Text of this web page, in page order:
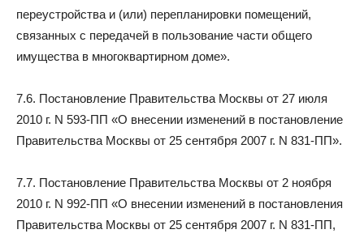
переустройства и (или) перепланировки помещений,
связанных с передачей в пользование части общего
имущества в многоквартирном доме».
7.6. Постановление Правительства Москвы от 27 июля
2010 г. N 593-ПП «О внесении изменений в постановление
Правительства Москвы от 25 сентября 2007 г. N 831-ПП».
7.7. Постановление Правительства Москвы от 2 ноября
2010 г. N 992-ПП «О внесении изменений в постановления
Правительства Москвы от 25 сентября 2007 г. N 831-ПП,